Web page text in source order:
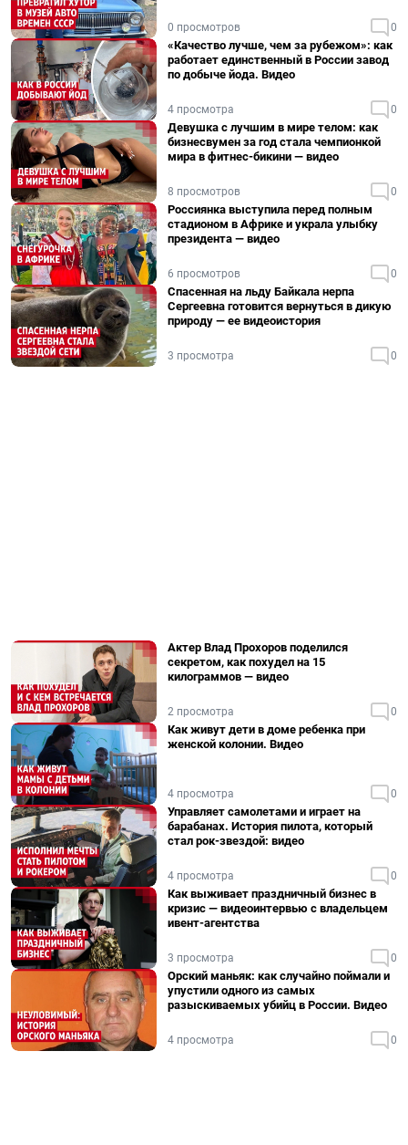
0 просмотров 0
«Качество лучше, чем за рубежом»: как
работает единственный в России завод
по добыче йода. Видео
4 просмотра 0
Девушка с лучшим в мире телом: как
бизнесвумен за год стала чемпионкой
мира в фитнес-бикини — видео
8 просмотров 0
Россиянка выступила перед полным
стадионом в Африке и украла улыбку
президента — видео
6 просмотров 0
Спасенная на льду Байкала нерпа
Сергеевна готовится вернуться в дикую
природу — ее видеоистория
3 просмотра 0
Актер Влад Прохоров поделился
секретом, как похудел на 15
килограммов — видео
2 просмотра 0
Как живут дети в доме ребенка при
женской колонии. Видео
4 просмотра 0
Управляет самолетами и играет на
барабанах. История пилота, который
стал рок-звездой: видео
4 просмотра 0
Как выживает праздничный бизнес в
кризис — видеоинтервью с владельцем
ивент-агентства
3 просмотра 0
Орский маньяк: как случайно поймали и
упустили одного из самых
разыскиваемых убийц в России. Видео
4 просмотра 0